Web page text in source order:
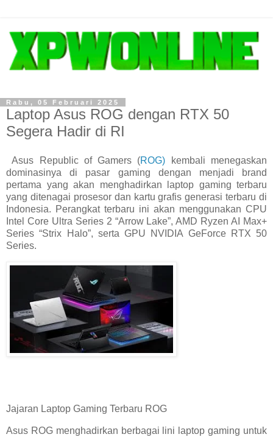
Rabu, 05 Februari 2025
Laptop Asus ROG dengan RTX 50
Segera Hadir di RI
Asus Republic of Gamers (ROG) kembali menegaskan
dominasinya di pasar gaming dengan menjadi brand
pertama yang akan menghadirkan laptop gaming terbaru
yang ditenagai prosesor dan kartu grafis generasi terbaru di
Indonesia. Perangkat terbaru ini akan menggunakan CPU
Intel Core Ultra Series 2 “Arrow Lake”, AMD Ryzen AI Max+
Series “Strix Halo”, serta GPU NVIDIA GeForce RTX 50
Series.
Jajaran Laptop Gaming Terbaru ROG
Asus ROG menghadirkan berbagai lini laptop gaming untuk